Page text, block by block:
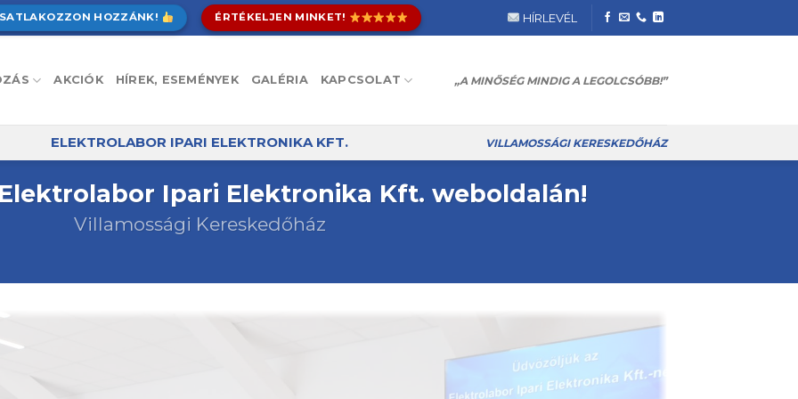
HOZZÁNK! ÉRTÉKELJEN MINKET! HÍRLEVÉL
AKCIÓK HÍREK, ESEMÉNYEK GALÉRIA KAPCSOLAT „A MINŐSÉG MINDIG A LEGOLCSÓBB!”
ELEKTROLABOR IPARI ELEKTRONIKA KFT. VILLAMOSSÁGI KERESKEDŐHÁZ
Ipari Elektronika Kft. weboldalán!
Villamossági Kereskedőház